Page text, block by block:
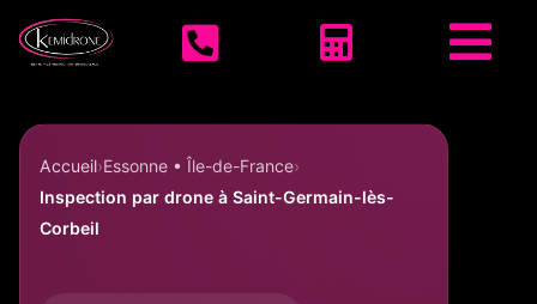
  
Accueil Essonne • Île-de-France
Inspection par drone à Saint-Germain-lès-
Corbeil